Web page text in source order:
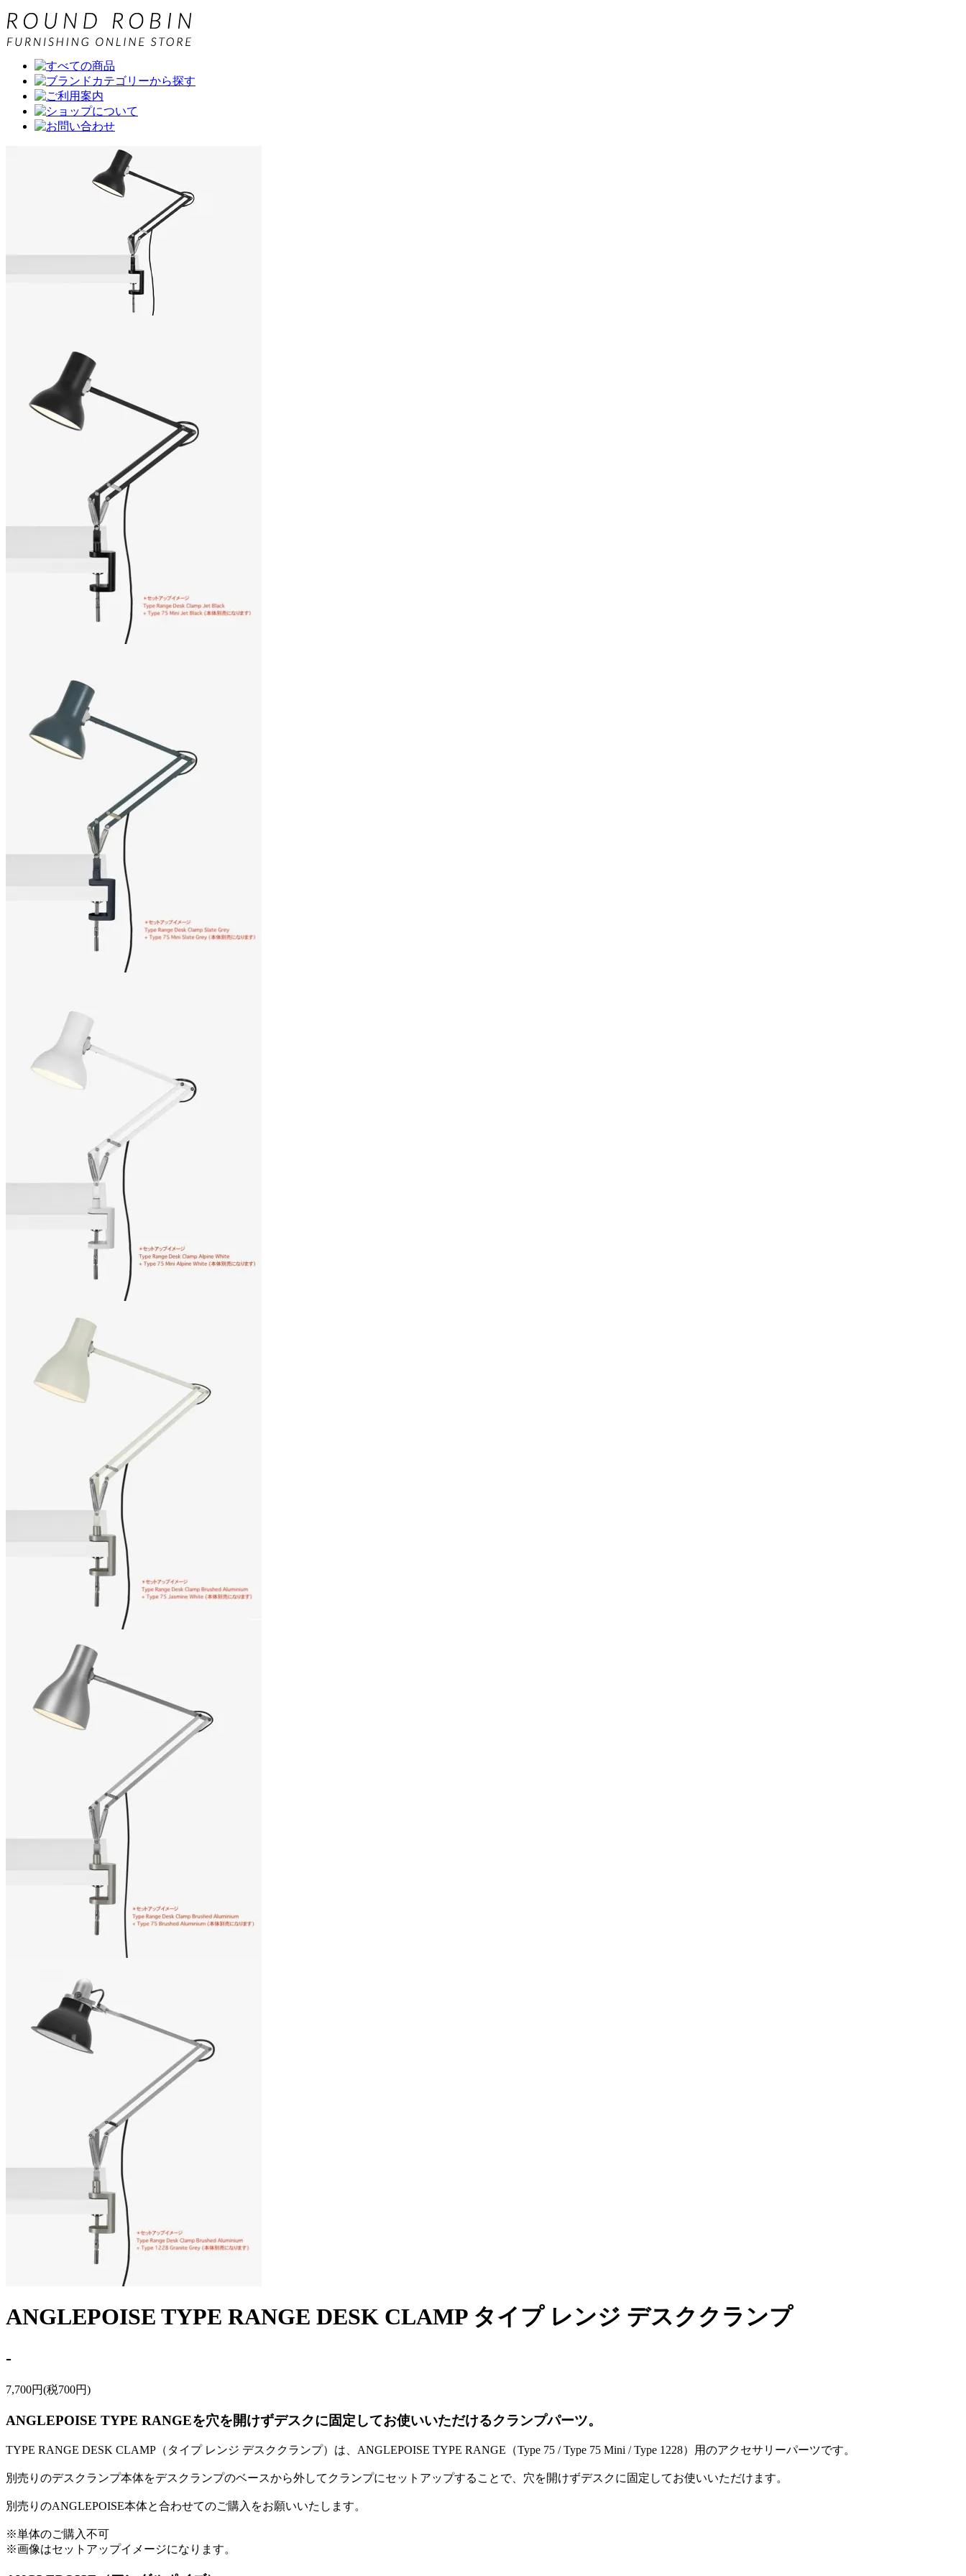
ANGLEPOISE TYPE RANGE DESK CLAMP タイプ レンジ デスククランプ
-
7,700円(税700円)
ANGLEPOISE TYPE RANGEを穴を開けずデスクに固定してお使いいただけるクランプパーツ。
TYPE RANGE DESK CLAMP（タイプ レンジ デスククランプ）は、ANGLEPOISE TYPE RANGE（Type 75 / Type 75 Mini / Type 1228）用のアクセサリーパーツです。
別売りのデスクランプ本体をデスクランプのベースから外してクランプにセットアップすることで、穴を開けずデスクに固定してお使いいただけます。
別売りのANGLEPOISE本体と合わせてのご購入をお願いいたします。
※単体のご購入不可
※画像はセットアップイメージになります。